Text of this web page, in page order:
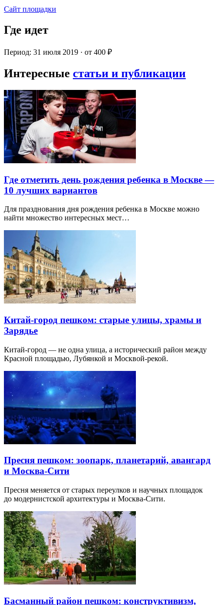
Сайт площадки
Где идет
Период: 31 июля 2019 · от 400 ₽
Интересные статьи и публикации
Где отметить день рождения ребенка в Москве —
10 лучших вариантов
Для празднования дня рождения ребенка в Москве можно
найти множество интересных мест…
Китай-город пешком: старые улицы, храмы и
Зарядье
Китай-город — не одна улица, а исторический район между
Красной площадью, Лубянкой и Москвой-рекой.
Пресня пешком: зоопарк, планетарий, авангард
и Москва-Сити
Пресня меняется от старых переулков и научных площадок
до модернистской архитектуры и Москва-Сити.
Басманный район пешком: конструктивизм,